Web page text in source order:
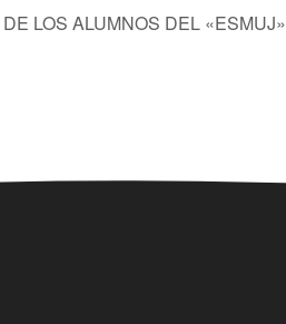
LOS ALUMNOS DEL «ESMUJ»